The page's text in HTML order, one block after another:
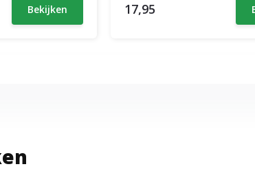
Bekijken 17,95